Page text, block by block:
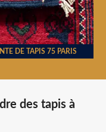
DE TAPIS 75 PARIS
des tapis à